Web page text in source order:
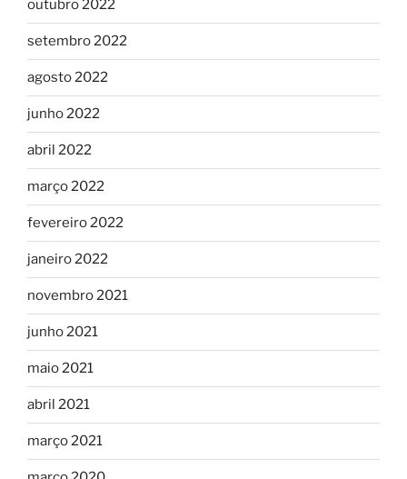
outubro 2022
setembro 2022
agosto 2022
junho 2022
abril 2022
março 2022
fevereiro 2022
janeiro 2022
novembro 2021
junho 2021
maio 2021
abril 2021
março 2021